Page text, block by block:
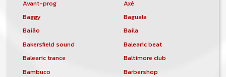
Avant-prog
Axé
Baggy
Baguala
Baião
Baila
Bakersfield sound
Balearic beat
Balearic trance
Baltimore club
Bambuco
Barbershop